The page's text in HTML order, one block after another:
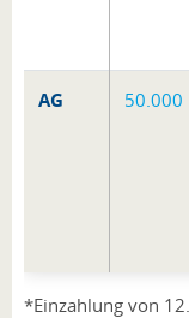
AG 50.000
*Einzahlung von